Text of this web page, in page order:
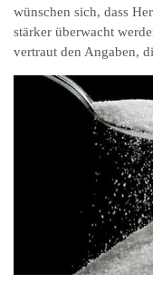
wünschen sich, dass
stärker überwacht
vertraut den Angaben,